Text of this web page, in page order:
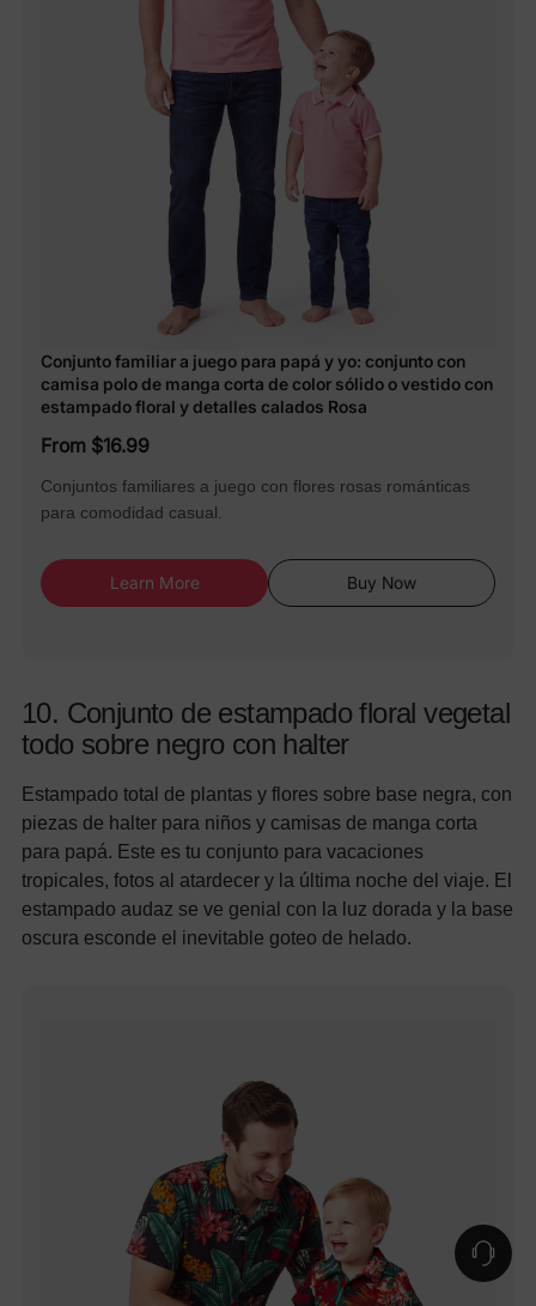
Conjunto familiar a juego para papá y yo: conjunto con
camisa polo de manga corta de color sólido o vestido con
estampado floral y detalles calados Rosa
From $16.99
Conjuntos familiares a juego con flores rosas románticas
para comodidad casual.
Learn More Buy Now
10. Conjunto de estampado floral vegetal
todo sobre negro con halter
Estampado total de plantas y flores sobre base negra, con
piezas de halter para niños y camisas de manga corta
para papá. Este es tu conjunto para vacaciones
tropicales, fotos al atardecer y la última noche del viaje. El
estampado audaz se ve genial con la luz dorada y la base
oscura esconde el inevitable goteo de helado.